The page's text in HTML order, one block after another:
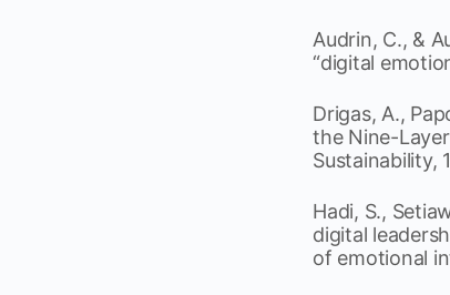
Audrin, C., &
“digital
Drigas, A.,
the Nine-
Sustainability,
Hadi, S.,
digital
of emotional